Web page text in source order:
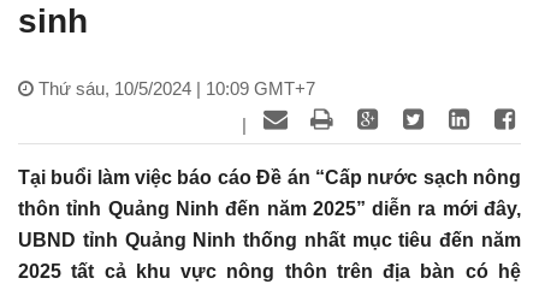
sinh
Thứ sáu, 10/5/2024 | 10:09 GMT+7
|
Tại buổi làm việc báo cáo Đề án “Cấp nước sạch nông
thôn tỉnh Quảng Ninh đến năm 2025” diễn ra mới đây,
UBND tỉnh Quảng Ninh thống nhất mục tiêu đến năm
2025 tất cả khu vực nông thôn trên địa bàn có hệ